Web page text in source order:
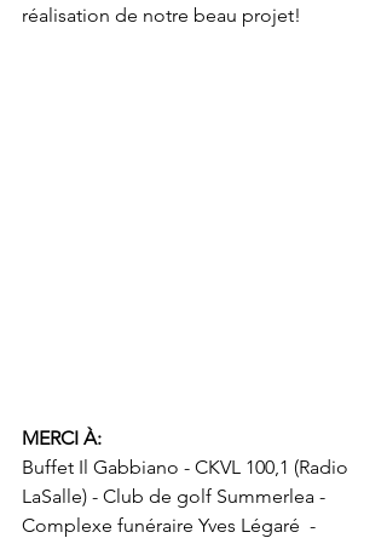
réalisation de notre beau projet!
MERCI À:
Buffet Il Gabbiano - CKVL 100,1 (Radio
LaSalle) - Club de golf Summerlea -
Complexe funéraire Yves Légaré  -